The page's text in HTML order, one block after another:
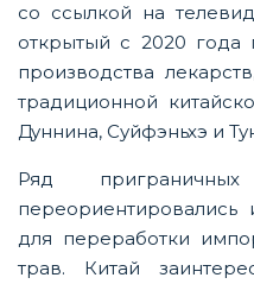
со ссылкой на
открытый с 2020 года
производства
традиционной
Дуннина, Суйфэньхэ и
Ряд
для переработки
трав. Китай